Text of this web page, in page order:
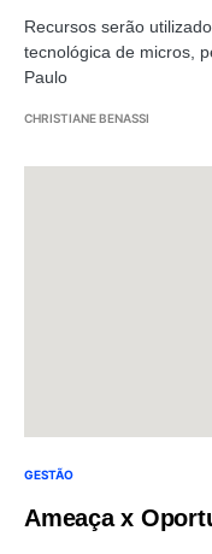
Recursos serão
tecnológica de micros,
Paulo
CHRISTIANE BENASSI
GESTÃO
Ameaça x